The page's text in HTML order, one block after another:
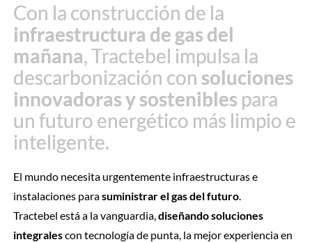
Con la construcción de la
infraestructura de gas del
mañana, Tractebel impulsa la
descarbonización con soluciones
innovadoras y sosteniblespara
un futuro energético más limpio e
inteligente.
Con la construcción de la
infraestructura de gas del
mañana, Tractebel impulsa la
descarbonización con soluciones
innovadoras y sosteniblespara
un futuro energético más limpio e
inteligente.
El mundo necesita urgentemente infraestructuras e
instalaciones parasuministrar el gas del futuro.
Tractebel está a la vanguardia, diseñando soluciones
integralescon tecnología de punta, la mejor experiencia en